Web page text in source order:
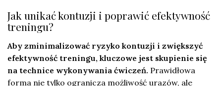
Jak unikać kontuzji i poprawić efektywność
treningu?
Aby zminimalizować ryzyko kontuzji i zwiększyć
efektywność treningu, kluczowe jest skupienie się
na technice wykonywania ćwiczeń. Prawidłowa
forma nie tylko ogranicza możliwość urazów, ale